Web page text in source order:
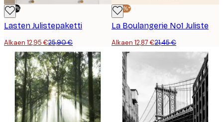
-50%
Lasten Julistepaketti
Alkaen 12,95 €25,90 €
-40%*
La Boulangerie No1 Juliste
Alkaen 12,87 €21,45 €